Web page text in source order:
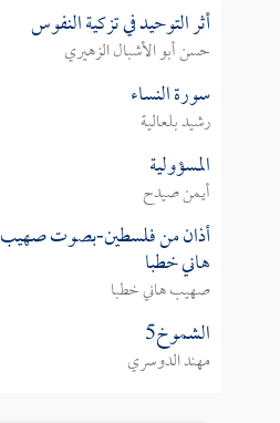
أثر التوحيد في تزكية النفوس
حسن أبو الأشبال الزهيري
سورة النساء
رشيد بلعالية
المسؤولية
أيمن صيدح
أذان من فلسطين-بصوت صهيب
هاني خطبا
صهيب هاني خطبا
الشموخ5
مهند الدوسري